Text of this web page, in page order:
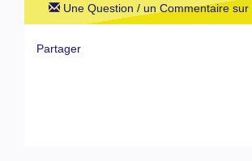
Une Question / un Commentaire
Partager